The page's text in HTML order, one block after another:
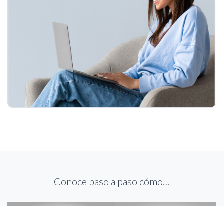
Conoce paso a paso cómo…